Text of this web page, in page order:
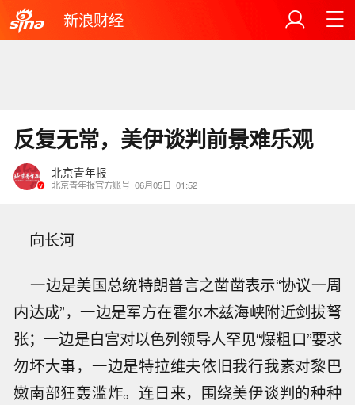
新浪财经
反复无常，美伊谈判前景难乐观
北京青年报
北京青年报官方账号 06月05日 01:52
向长河
一边是美国总统特朗普言之凿凿表示“协议一周
内达成”，一边是军方在霍尔木兹海峡附近剑拔弩
张；一边是白宫对以色列领导人罕见“爆粗口”要求
勿坏大事，一边是特拉维夫依旧我行我素对黎巴
嫩南部狂轰滥炸。连日来，围绕美伊谈判的种种